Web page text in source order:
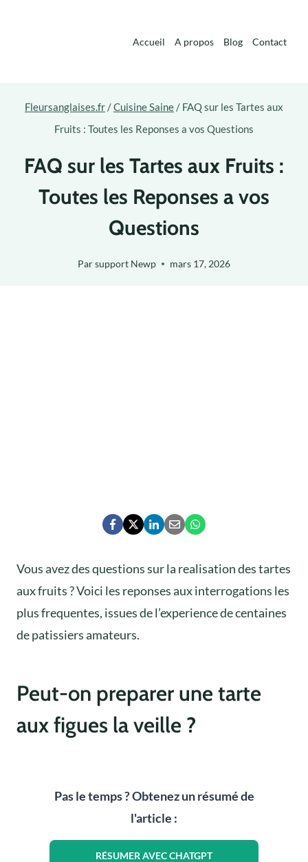
Accueil A propos Blog Contact
Fleursanglaises.fr/Cuisine Saine/ FAQ sur les Tartes aux
Fruits : Toutes les Reponses a vos Questions
FAQ sur les Tartes aux Fruits :
Toutes les Reponses a vos
Questions
Parsupport Newp mars 17, 2026
Vous avez des questions sur la realisation des tartes
aux fruits ? Voici les reponses aux interrogations les
plus frequentes, issues de l’experience de centaines
de patissiers amateurs.
Peut-on preparer une tarte
aux figues la veille ?
Pas le temps ? Obtenez un résumé de
l'article :
RÉSUMER AVEC CHATGPT